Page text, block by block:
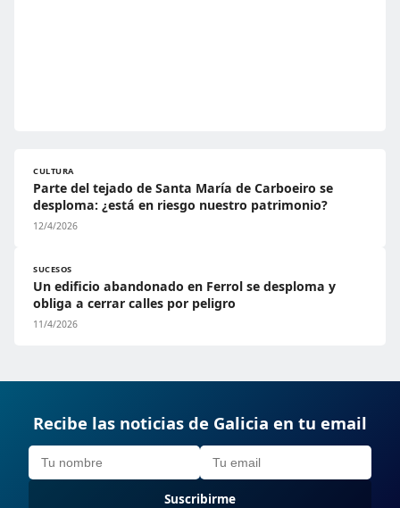
CULTURA
Parte del tejado de Santa María de Carboeiro se
desploma: ¿está en riesgo nuestro patrimonio?
12/4/2026
SUCESOS
Un edificio abandonado en Ferrol se desploma y
obliga a cerrar calles por peligro
11/4/2026
Recibe las noticias de Galicia en tu email
Suscribirme